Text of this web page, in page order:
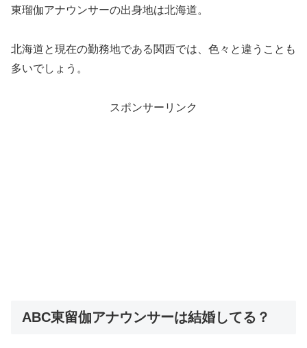
東瑠伽アナウンサーの出身地は北海道。
北海道と現在の勤務地である関西では、色々と違うことも
多いでしょう。
スポンサーリンク
ABC東留伽アナウンサーは結婚してる？